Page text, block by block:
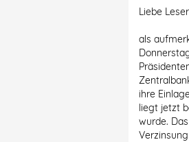
Liebe
als
ihre
liegt jetzt
wurde.